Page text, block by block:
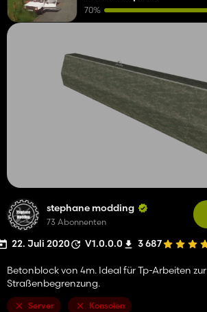
stephane modding
73 Abonnenten
22. Juli 2020 V1.0.0.0 3 687
Betonblock von 4m. Ideal für Tp-Arbeiten zur
Straßenbegrenzung.
Server Konsolen
70%